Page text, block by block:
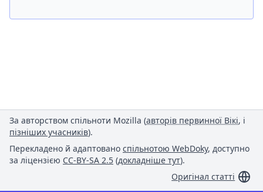
За авторством спільноти Mozilla (авторів первинної Вікі, і
пізніших учасників).
Перекладено й адаптовано спільнотою WebDoky, доступно
за ліцензією CC-BY-SA 2.5 (докладніше тут).
Оригінал статті